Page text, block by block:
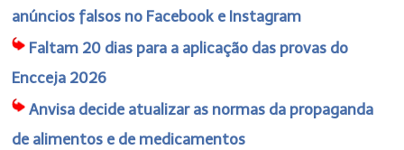
anúncios falsos no Facebook e Instagram
Faltam 20 dias para a aplicação das provas do
Encceja 2026
Anvisa decide atualizar as normas da propaganda
de alimentos e de medicamentos